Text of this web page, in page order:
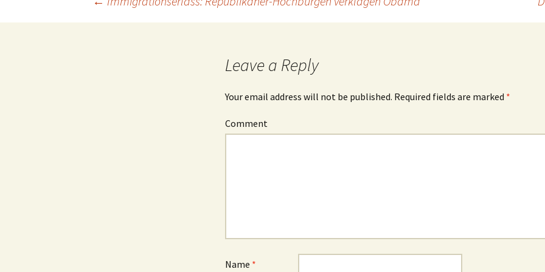
Post
Leave a Reply
Your email address will not be published. Required fields are marked *
Comment
Name *